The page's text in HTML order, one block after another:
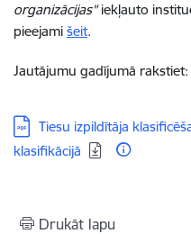
organizācijas"iekļauto
pieejami šeit.
Jautājumu gadījumā rakstiet:
Lejupielādēt:
Tiesu izpildītāja
klasifikācijā
Drukāt lapu